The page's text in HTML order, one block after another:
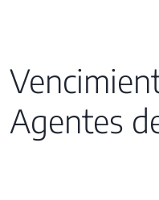
Agentes